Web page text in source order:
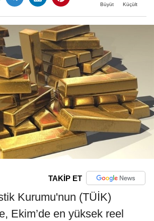
Büyüt Küçült
TAKİP ET
Kurumu'nun (TÜİK)
Ekim’de en yüksek reel